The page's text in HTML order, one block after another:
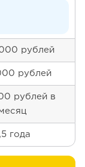
рублей
рублей
рублей в
года